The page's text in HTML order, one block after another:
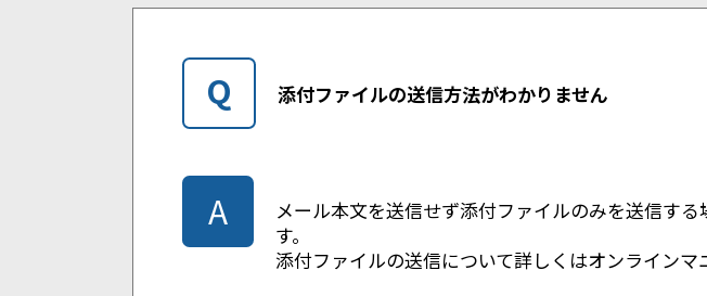
Q 添付ファイルの送信方法がわかりません
A
メール本文を送信せず添付ファイルのみを送信す
す。
添付ファイルの送信について詳しくはオンラインマ